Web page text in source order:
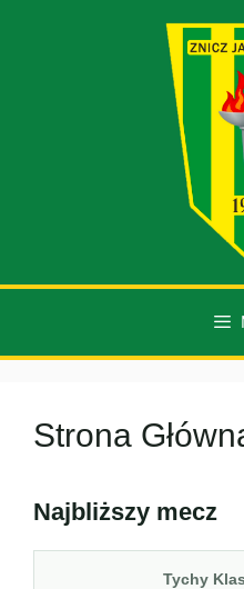
Strona
Najbliższy mecz
Tychy